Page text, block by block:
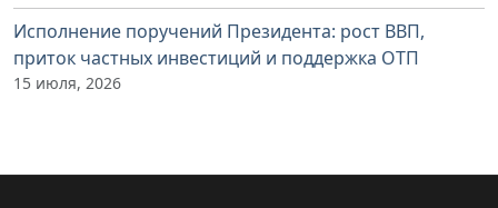
Исполнение поручений Президента: рост ВВП,
приток частных инвестиций и поддержка ОТП
15 июля, 2026